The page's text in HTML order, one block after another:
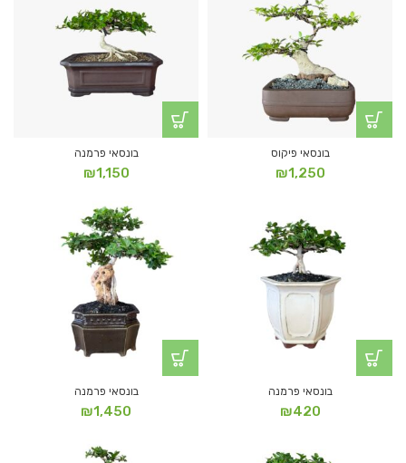
בונסאי פיקוס
₪1,250
בונסאי פרמנה
₪1,150
בונסאי פרמנה
₪420
בונסאי פרמנה
₪1,450